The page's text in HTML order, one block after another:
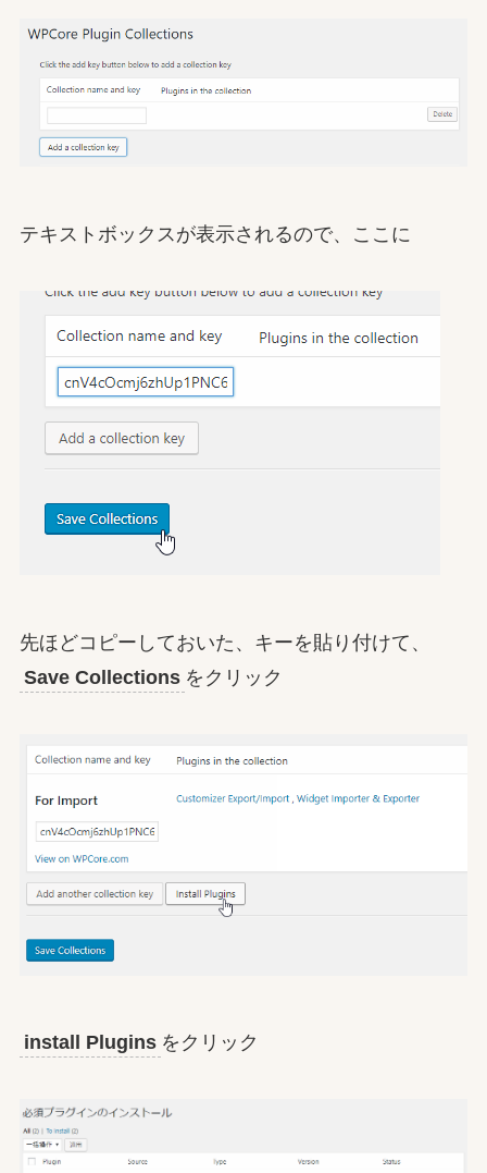
テキストボックスが表示されるので、ここに
先ほどコピーしておいた、キーを貼り付けて、
Save Collections をクリック
install Plugins をクリック